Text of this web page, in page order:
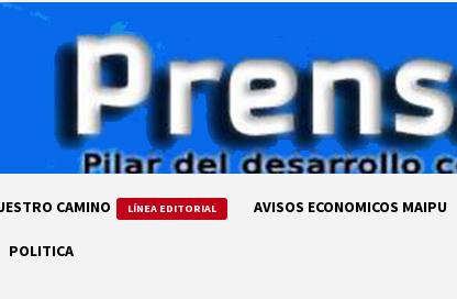
CAMINO LÍNEA EDITORIAL AVISOS ECONOMICOS MAIPU
POLITICA